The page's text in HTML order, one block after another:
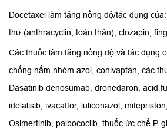
Docetaxel làm tăng nồng độ/tác dụng
thư (anthracyclin, toàn thân), clozapin,
Các thuốc làm tăng nồng độ và tác dụng
chống nấm nhóm azol, conivaptan, các
Dasatinib denosumab, dronedaron, acid
idelalisib, ivacaftor, luliconazol,
Osimertinib, palbococlib, thuốc ức chế P-